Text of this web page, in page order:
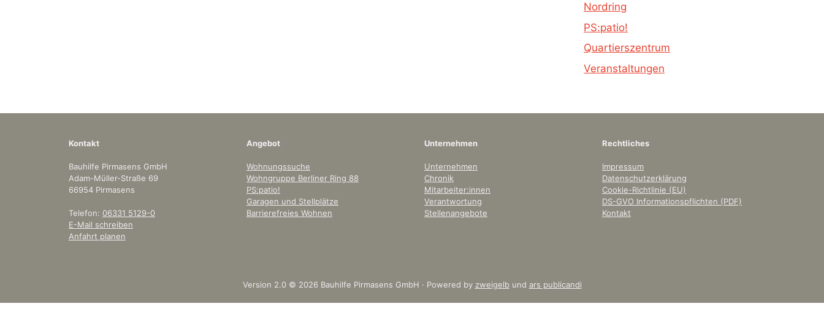
Nordring
PS:patio!
Quartierszentrum
Veranstaltungen
Kontakt
Bauhilfe Pirmasens GmbH
Adam-Müller-Straße 69
66954 Pirmasens
Telefon: 06331 5129-0
E-Mail schreiben
Anfahrt planen
Angebot
Wohnungssuche
Wohngruppe Berliner Ring 88
PS:patio!
Garagen und Stellplätze
Barrierefreies Wohnen
Unternehmen
Unternehmen
Chronik
Mitarbeiter:innen
Verantwortung
Stellenangebote
Rechtliches
Impressum
Datenschutzerklärung
Cookie-Richtlinie (EU)
DS-GVO Informationspflichten (PDF)
Kontakt
Version 2.0 © 2026 Bauhilfe Pirmasens GmbH · Powered by zweigelbund ars publicandi